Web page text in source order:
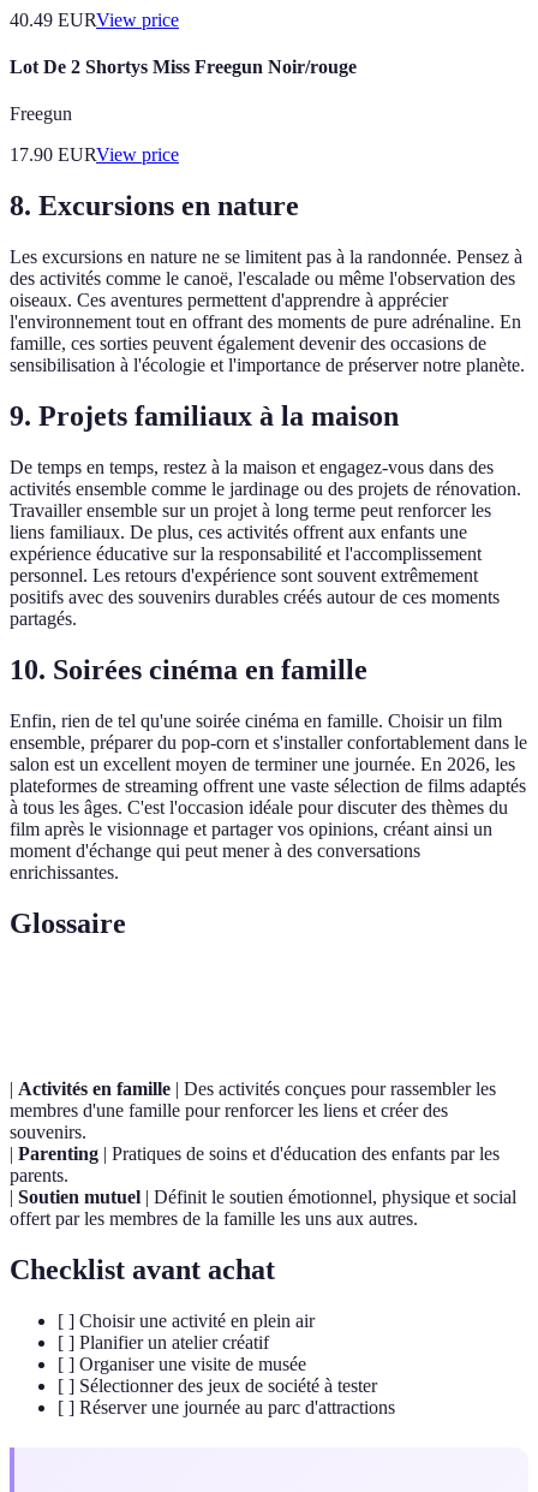
40.49 EURView price
Lot De 2 Shortys Miss Freegun Noir/rouge
Freegun
17.90 EURView price
8. Excursions en nature
Les excursions en nature ne se limitent pas à la randonnée. Pensez à
des activités comme le canoë, l'escalade ou même l'observation des
oiseaux. Ces aventures permettent d'apprendre à apprécier
l'environnement tout en offrant des moments de pure adrénaline. En
famille, ces sorties peuvent également devenir des occasions de
sensibilisation à l'écologie et l'importance de préserver notre planète.
9. Projets familiaux à la maison
De temps en temps, restez à la maison et engagez-vous dans des
activités ensemble comme le jardinage ou des projets de rénovation.
Travailler ensemble sur un projet à long terme peut renforcer les
liens familiaux. De plus, ces activités offrent aux enfants une
expérience éducative sur la responsabilité et l'accomplissement
personnel. Les retours d'expérience sont souvent extrêmement
positifs avec des souvenirs durables créés autour de ces moments
partagés.
10. Soirées cinéma en famille
Enfin, rien de tel qu'une soirée cinéma en famille. Choisir un film
ensemble, préparer du pop-corn et s'installer confortablement dans le
salon est un excellent moyen de terminer une journée. En 2026, les
plateformes de streaming offrent une vaste sélection de films adaptés
à tous les âges. C'est l'occasion idéale pour discuter des thèmes du
film après le visionnage et partager vos opinions, créant ainsi un
moment d'échange qui peut mener à des conversations
enrichissantes.
Glossaire
| Activités en famille | Des activités conçues pour rassembler les
membres d'une famille pour renforcer les liens et créer des
souvenirs.
| Parenting | Pratiques de soins et d'éducation des enfants par les
parents.
| Soutien mutuel | Définit le soutien émotionnel, physique et social
offert par les membres de la famille les uns aux autres.
Checklist avant achat
[ ] Choisir une activité en plein air
[ ] Planifier un atelier créatif
[ ] Organiser une visite de musée
[ ] Sélectionner des jeux de société à tester
[ ] Réserver une journée au parc d'attractions